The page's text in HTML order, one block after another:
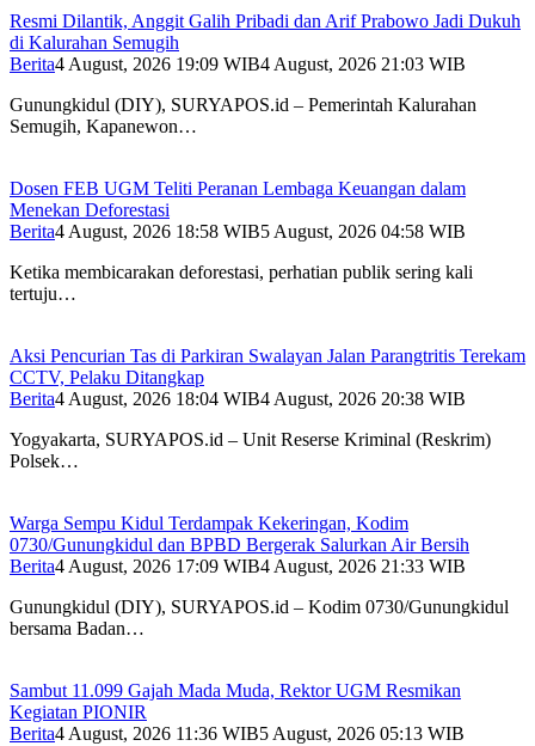
Resmi Dilantik, Anggit Galih Pribadi dan Arif Prabowo Jadi Dukuh
di Kalurahan Semugih
Berita4 August, 2026 19:09 WIB4 August, 2026 21:03 WIB
Gunungkidul (DIY), SURYAPOS.id – Pemerintah Kalurahan
Semugih, Kapanewon…
Dosen FEB UGM Teliti Peranan Lembaga Keuangan dalam
Menekan Deforestasi
Berita4 August, 2026 18:58 WIB5 August, 2026 04:58 WIB
Ketika membicarakan deforestasi, perhatian publik sering kali
tertuju…
Aksi Pencurian Tas di Parkiran Swalayan Jalan Parangtritis Terekam
CCTV, Pelaku Ditangkap
Berita4 August, 2026 18:04 WIB4 August, 2026 20:38 WIB
Yogyakarta, SURYAPOS.id – Unit Reserse Kriminal (Reskrim)
Polsek…
Warga Sempu Kidul Terdampak Kekeringan, Kodim
0730/Gunungkidul dan BPBD Bergerak Salurkan Air Bersih
Berita4 August, 2026 17:09 WIB4 August, 2026 21:33 WIB
Gunungkidul (DIY), SURYAPOS.id – Kodim 0730/Gunungkidul
bersama Badan…
Sambut 11.099 Gajah Mada Muda, Rektor UGM Resmikan
Kegiatan PIONIR
Berita4 August, 2026 11:36 WIB5 August, 2026 05:13 WIB